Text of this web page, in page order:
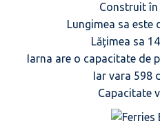
Construit în
Lungimea sa este
Lățimea sa
Iarna are o capacitate de
Iar vara 598
Capacitate